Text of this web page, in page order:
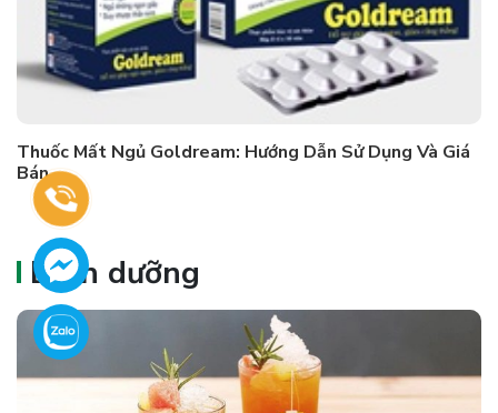
Thuốc Mất Ngủ Goldream: Hướng Dẫn Sử Dụng Và Giá
Bán
Dinh dưỡng